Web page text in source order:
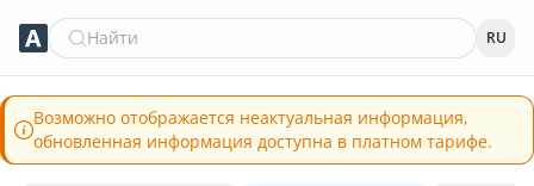
Найти RU
Возможно отображается неактуальная информация,
обновленная информация доступна в платном тарифе.